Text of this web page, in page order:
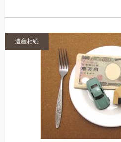
遺産相続